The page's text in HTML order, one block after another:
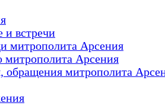
и встречи
митрополита Арсения
митрополита Арсения
обращения митрополита